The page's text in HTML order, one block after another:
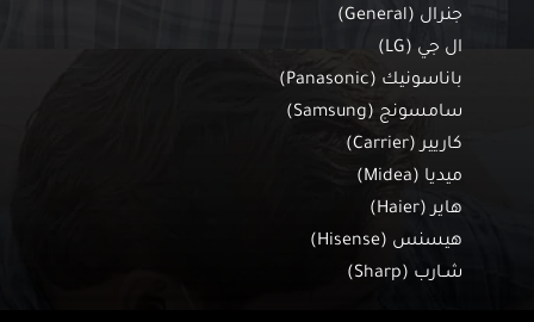
جنرال (General)
ال جي (LG)
باناسونيك (Panasonic)
سامسونج (Samsung)
كاريير (Carrier)
ميديا (Midea)
هاير (Haier)
هيسنس (Hisense)
شـارب (Sharp)